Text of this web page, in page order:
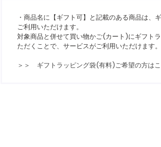
・商品名に【ギフト可】と記載のある商品は、
ご利用いただけます。
対象商品と併せて買い物かご(カート)にギフト
ただくことで、サービスがご利用いただけます。
＞＞ ギフトラッピング袋(有料)ご希望の方は